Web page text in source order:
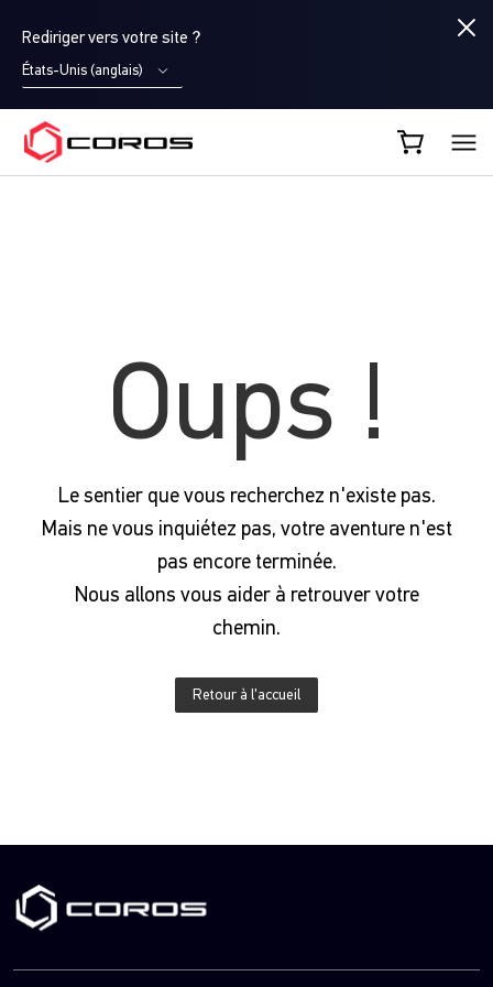
Rediriger vers votre site ?
États-Unis (anglais)
COROS FR
Oups !
Le sentier que vous recherchez n'existe pas.
Mais ne vous inquiétez pas, votre aventure n'est
pas encore terminée.
Nous allons vous aider à retrouver votre
chemin.
Retour à l'accueil